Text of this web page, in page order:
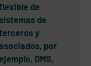
de
sistemas de
y
por
ejemplo, DMS,